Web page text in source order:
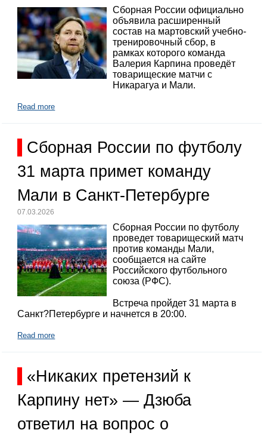
Сборная России официально
объявила расширенный
состав на мартовский учебно-
тренировочный сбор, в
рамках которого команда
Валерия Карпина проведёт
товарищеские матчи с
Никарагуа и Мали.
Read more
Сборная России по футболу
31 марта примет команду
Мали в Санкт-Петербурге
07.03.2026
Сборная России по футболу
проведет товарищеский матч
против команды Мали,
сообщается на сайте
Российского футбольного
союза (РФС).
Встреча пройдет 31 марта в
Санкт?Петербурге и начнется в 20:00.
Read more
«Никаких претензий к
Карпину нет» — Дзюба
ответил на вопрос о